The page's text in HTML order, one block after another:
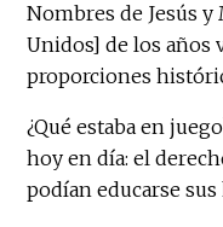
Nombres de Jesús
Unidos] de los años
proporciones
¿Qué estaba en
hoy en día: el
podían educarse sus